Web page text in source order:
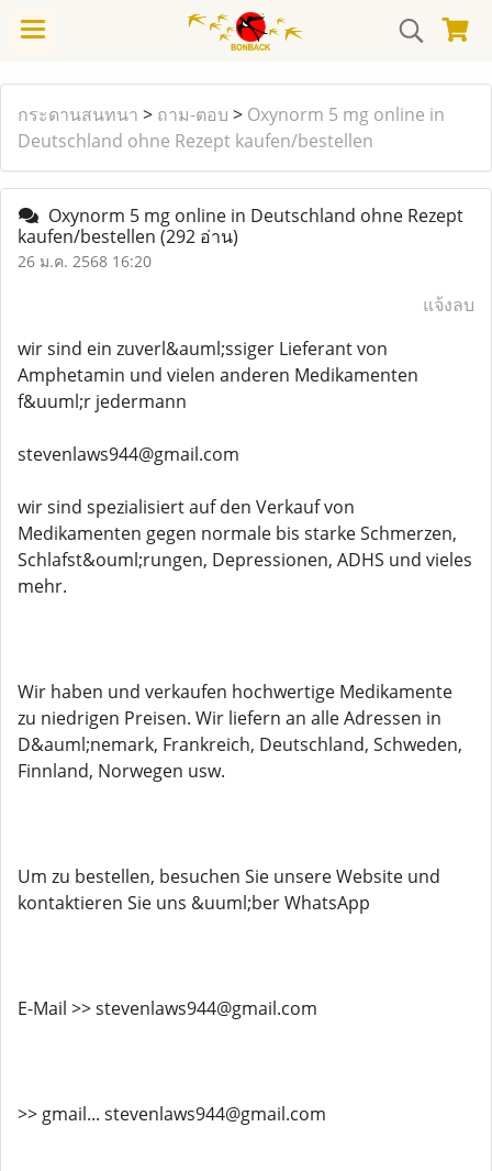
กระดานสนทนา > ถาม-ตอบ > Oxynorm 5 mg online in
Deutschland ohne Rezept kaufen/bestellen
Oxynorm 5 mg online in Deutschland ohne Rezept
kaufen/bestellen (292 อ่าน)
26 ม.ค. 2568 16:20
แจ้งลบ
wir sind ein zuverl&auml;ssiger Lieferant von
Amphetamin und vielen anderen Medikamenten
f&uuml;r jedermann
stevenlaws944@gmail.com
wir sind spezialisiert auf den Verkauf von
Medikamenten gegen normale bis starke Schmerzen,
Schlafst&ouml;rungen, Depressionen, ADHS und vieles
mehr.
Wir haben und verkaufen hochwertige Medikamente
zu niedrigen Preisen. Wir liefern an alle Adressen in
D&auml;nemark, Frankreich, Deutschland, Schweden,
Finnland, Norwegen usw.
Um zu bestellen, besuchen Sie unsere Website und
kontaktieren Sie uns &uuml;ber WhatsApp
E-Mail >> stevenlaws944@gmail.com
>> gmail... stevenlaws944@gmail.com